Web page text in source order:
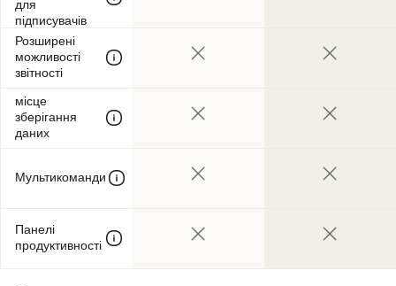
для
підписувачів
Розширені
можливості
звітності
місце
зберігання
даних
Мультикоманди
Панелі
продуктивності